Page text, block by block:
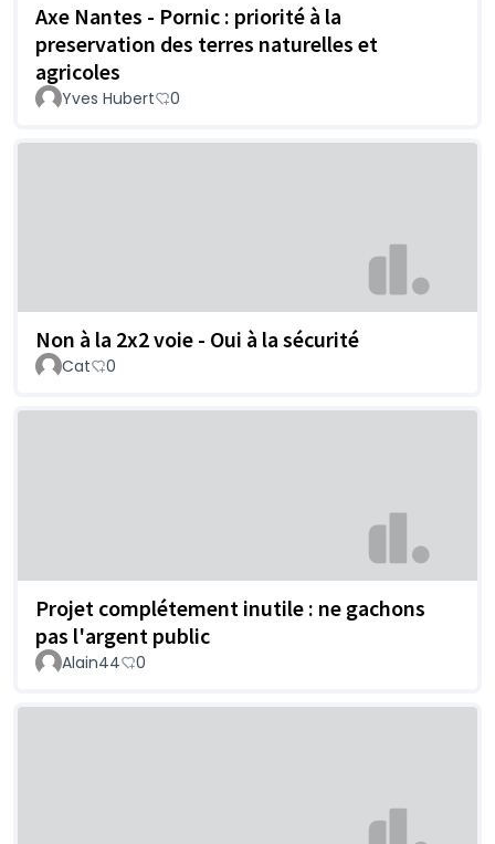
Axe Nantes - Pornic : priorité à la
preservation des terres naturelles et
agricoles
Yves Hubert 0
Non à la 2x2 voie - Oui à la sécurité
Cat 0
Projet complétement inutile : ne gachons
pas l'argent public
Alain44 0